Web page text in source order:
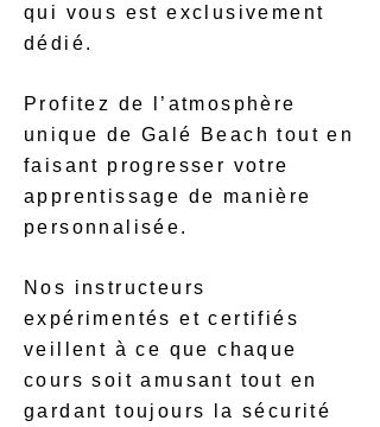
qui vous est exclusivement
dédié.
Profitez de l’atmosphère
unique de Galé Beach tout en
faisant progresser votre
apprentissage de manière
personnalisée.
Nos instructeurs
expérimentés et certifiés
veillent à ce que chaque
cours soit amusant tout en
gardant toujours la sécurité